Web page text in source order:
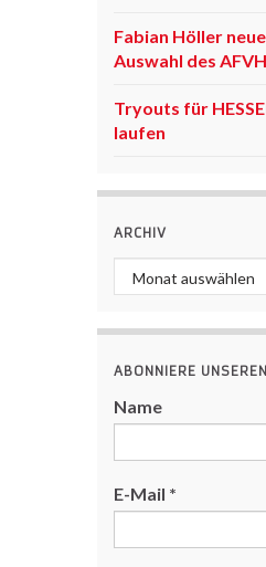
Fabian Höller
Auswahl des AFVH
Tryouts für
laufen
ARCHIV
Archiv
ABONNIERE
Name
E-Mail *